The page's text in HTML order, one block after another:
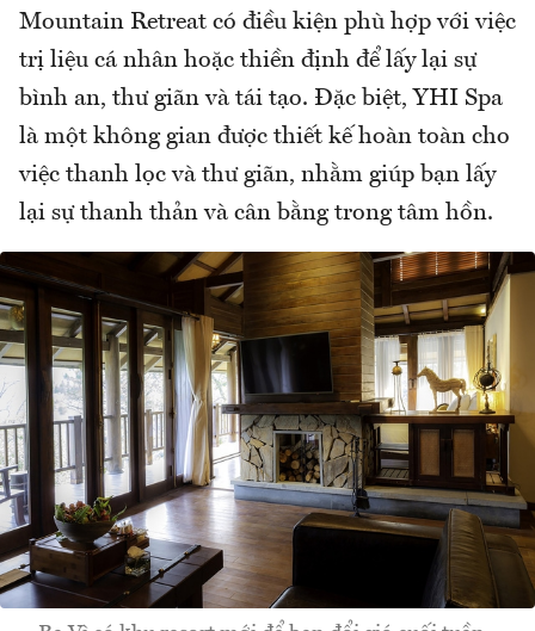
Mountain Retreat có điều kiện phù hợp với việc
trị liệu cá nhân hoặc thiền định để lấy lại sự
bình an, thư giãn và tái tạo. Đặc biệt, YHI Spa
là một không gian được thiết kế hoàn toàn cho
việc thanh lọc và thư giãn, nhằm giúp bạn lấy
lại sự thanh thản và cân bằng trong tâm hồn.